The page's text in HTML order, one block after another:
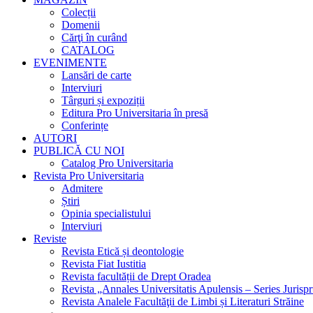
Colecții
Domenii
Cărţi în curând
CATALOG
EVENIMENTE
Lansări de carte
Interviuri
Târguri și expoziții
Editura Pro Universitaria în presă
Conferințe
AUTORI
PUBLICĂ CU NOI
Catalog Pro Universitaria
Revista Pro Universitaria
Admitere
Știri
Opinia specialistului
Interviuri
Reviste
Revista Etică și deontologie
Revista Fiat Iustitia
Revista facultății de Drept Oradea
Revista „Annales Universitatis Apulensis – Series
Revista Analele Facultăţii de Limbi și Literaturi Străine